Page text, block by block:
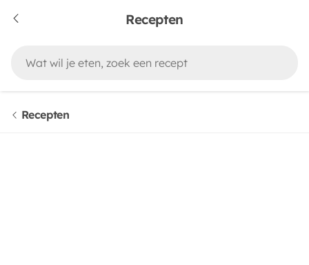
Recepten
Recepten